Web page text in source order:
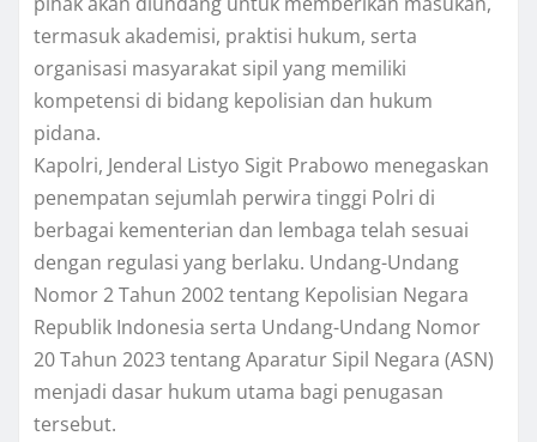
termasuk akademisi, praktisi hukum, serta
organisasi masyarakat sipil yang memiliki
kompetensi di bidang kepolisian dan hukum
pidana.
Kapolri, Jenderal Listyo Sigit Prabowo menegaskan
penempatan sejumlah perwira tinggi Polri di
berbagai kementerian dan lembaga telah sesuai
dengan regulasi yang berlaku. Undang-Undang
Nomor 2 Tahun 2002 tentang Kepolisian Negara
Republik Indonesia serta Undang-Undang Nomor
20 Tahun 2023 tentang Aparatur Sipil Negara (ASN)
menjadi dasar hukum utama bagi penugasan
tersebut.